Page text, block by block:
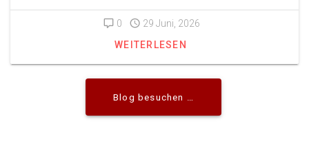
0
29 Juni, 2026
WEITERLESEN
Blog besuchen …